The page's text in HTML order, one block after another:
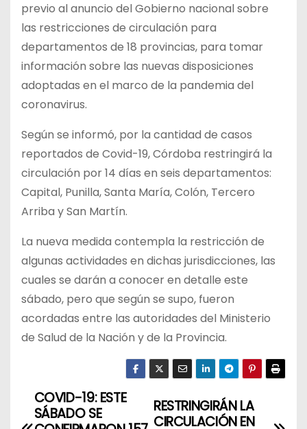
previo al anuncio del Gobierno nacional sobre
las restricciones de circulación para
departamentos de 18 provincias, para tomar
información sobre las nuevas disposiciones
adoptadas en el marco de la pandemia del
coronavirus.
Según se informó, por la cantidad de casos
reportados de Covid-19, Córdoba restringirá la
circulación por 14 días en seis departamentos:
Capital, Punilla, Santa María, Colón, Tercero
Arriba y San Martín.
La nueva medida contempla la restricción de
algunas actividades en dichas jurisdicciones, las
cuales se darán a conocer en detalle este
sábado, pero que según se supo, fueron
acordadas entre las autoridades del Ministerio
de Salud de la Nación y de la Provincia.
N
RESTRINGIRÁN LA
CIRCULACIÓN EN
COVID-19: ESTE
SÁBADO SE